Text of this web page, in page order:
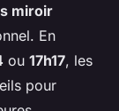
miroir
En
ou 17h17, les
pour